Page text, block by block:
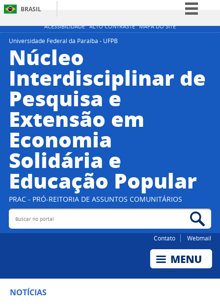
ACESSIBILIDADE ALTO CONTRASTE MAPA DO SITE
BRASIL
Simplifique!
Acesso à informação
Legislação
Universidade Federal da Paraíba - UFPB
Núcleo
Interdisciplinar de
Pesquisa e
Extensão em
Economia
Solidária e
Educação Popular
PRAC - PRÓ-REITORIA DE ASSUNTOS COMUNITÁRIOS
Buscar no portal
Contato Webmail
NOTÍCIAS